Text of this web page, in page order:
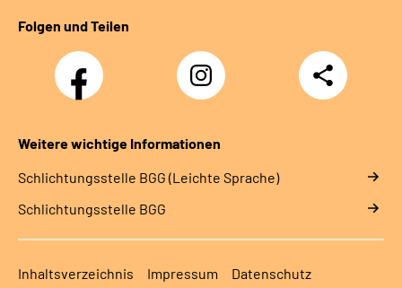
Folgen und Teilen
Facebook
Klinik
Kurhessen
Instagram
Klinik
Kurhessen
Teilen
Weitere wichtige Informationen
Schlich­tungs­stel­le BGG (Leichte Sprache)
Schlich­tungs­stel­le BGG
Inhaltsverzeichnis Impressum Datenschutz